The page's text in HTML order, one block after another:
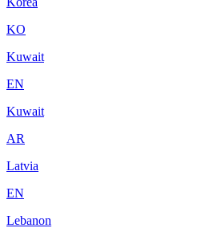
KO
Kuwait
EN
Kuwait
AR
Latvia
EN
Lebanon